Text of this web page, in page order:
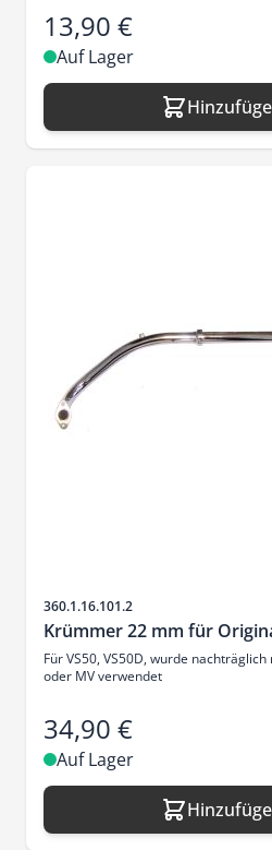
13,90 €
Auf Lager
Artikelnr.
360.1.16.101.2
Krümmer 22 mm für
Für VS50, VS50D, wurde
oder MV verwendet
34,90 €
Auf Lager